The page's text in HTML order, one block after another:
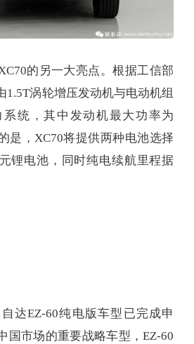
的另一大亮点。根据工信部
1.5T涡轮增压发动机与电动机组
统，其中发动机最大功率为
是，XC70将提供两种电池选择
锂电池，同时纯电续航里程据
达EZ-60纯电版车型已完成申
国市场的重要战略车型，EZ-60